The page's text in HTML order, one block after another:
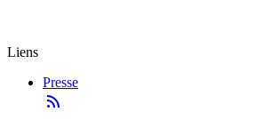
Liens
Presse